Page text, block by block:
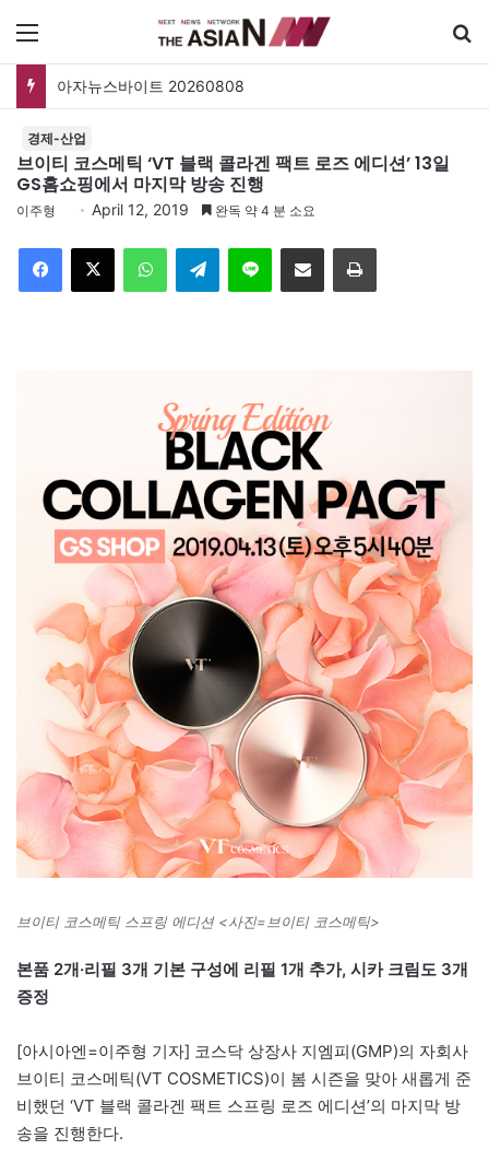
아자뉴스바이트 20260808
경제-산업
브이티 코스메틱 ‘VT 블랙 콜라겐 팩트 로즈 에디션’ 13일
GS홈쇼핑에서 마지막 방송 진행
이주형 April 12, 2019 완독 약 4 분 소요
Telegram 이메일
브이티 코스메틱 스프링 에디션 <사진=브이티 코스메틱>
본품 2개·리필 3개 기본 구성에 리필 1개 추가, 시카 크림도 3개
증정
[아시아엔=이주형 기자] 코스닥 상장사 지엠피(GMP)의 자회사
브이티 코스메틱(VT COSMETICS)이 봄 시즌을 맞아 새롭게 준
비했던 ‘VT 블랙 콜라겐 팩트 스프링 로즈 에디션’의 마지막 방
송을 진행한다.